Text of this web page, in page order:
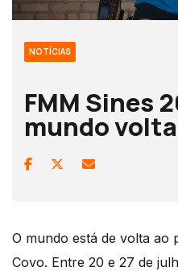
NOTÍCIAS
FMM Sines
mundo
O mundo está de volta ao
Covo. Entre 20 e 27 de